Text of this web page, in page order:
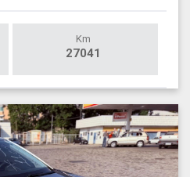
Km
27041